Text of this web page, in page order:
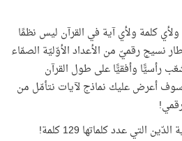
كلمة ولأي آية في القرآن ليس نظمًا
نسيج رقميّ من الأعداد الأوّليّة الصمّاء
رأسيًّا وأفقيًّا على طول القرآن
أعرض عليك نماذج لآيات نتأمّل من
التي عدد كلماتها 129 كلمة!